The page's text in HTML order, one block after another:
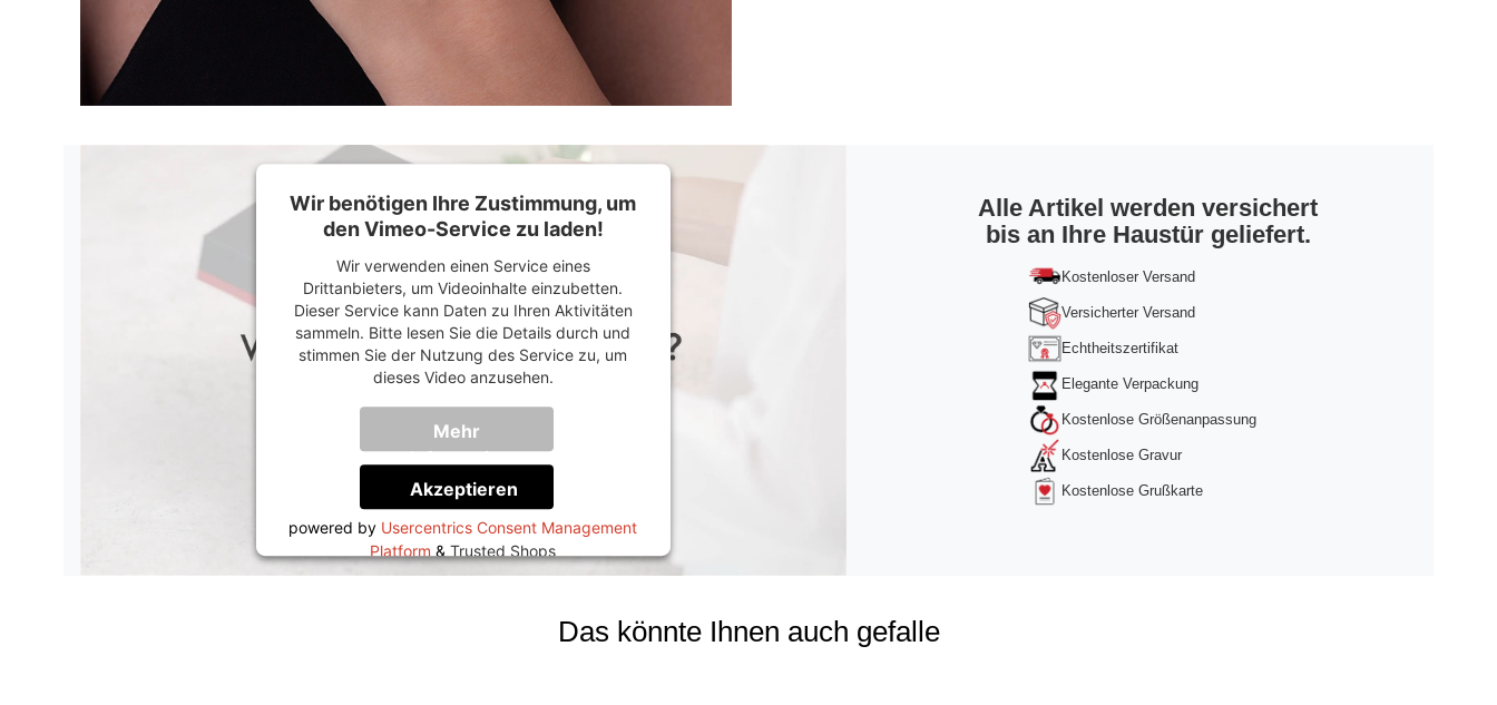
Wir benötigen Ihre Zustimmung, um
den Vimeo-Service zu laden!
Wir verwenden einen Service eines
Drittanbieters, um Videoinhalte einzubetten.
Dieser Service kann Daten zu Ihren Aktivitäten
sammeln. Bitte lesen Sie die Details durch und
stimmen Sie der Nutzung des Service zu, um
dieses Video anzusehen.
Mehr
Informationen
Akzeptieren
powered by Usercentrics Consent Management
Platform&Trusted Shops
Alle Artikel werden versichert
bis an Ihre Haustür geliefert.
Kostenloser Versand
Versicherter Versand
Echtheitszertifikat
Elegante Verpackung
Kostenlose Größenanpassung
Kostenlose Gravur
Kostenlose Grußkarte
Das könnte Ihnen auch gefalle